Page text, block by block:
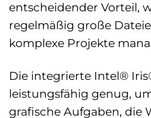
entscheidender Vorteil,
regelmäßig große
komplexe Projekte
Die integrierte Intel®
leistungsfähig genug,
grafische Aufgaben, die